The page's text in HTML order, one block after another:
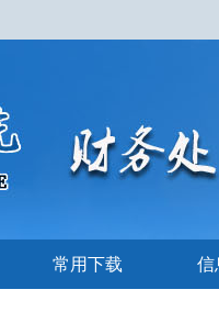
常用下载 信